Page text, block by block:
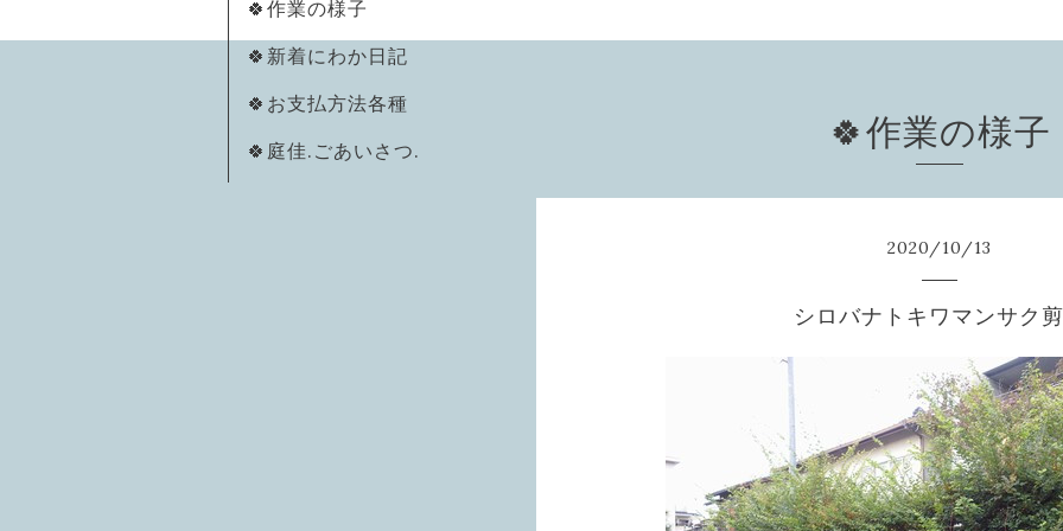
🍀作業の様子
🍀新着にわか日記
🍀お支払方法各種
🍀庭佳.ごあいさつ.
🍀作業の様子
2020/10/13
シロバナトキワマンサク